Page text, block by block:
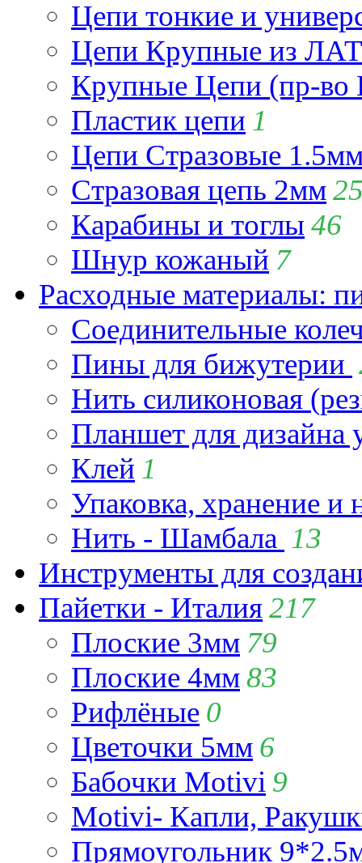
Цепи тонкие и
Цепи Крупные из
Крупные Цепи (пр-во
Пластик цепи 1
Цепи Стразовые
Стразовая цепь 2мм
Карабины и тоглы 46
Шнур кожаный 7
Расходные материалы:
Соединительные
Пины для бижутерии
Нить силиконовая
Планшет для
Клей 1
Упаковка, хранение и
Нить - Шамбала 13
Инструменты для
Пайетки - Италия217
Плоские 3мм 79
Плоские 4мм83
Рифлёные 0
Цветочки 5мм 6
Бабочки Motivi 9
Motivi- Капли,
Прямоугольник